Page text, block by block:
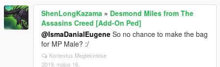
ShenLongKazama » Desmond Miles from The
Assasins Creed [Add-On Ped]
@IsmaDanialEugene So no chance to make the bag
for MP Male? :/
Kontextus Megtekintése
2019. május 16.